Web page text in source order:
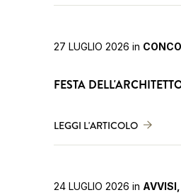
27 LUGLIO 2026 in
FESTA
LEGGI L'ARTICOLO
24 LUGLIO 2026 in